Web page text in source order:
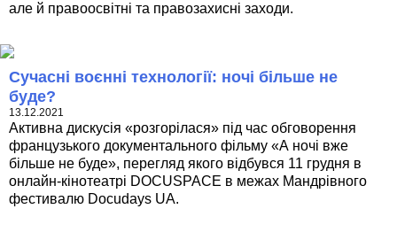
але й правоосвітні та правозахисні заходи.
Сучасні воєнні технології: ночі більше не
буде?
13.12.2021
Активна дискусія «розгорілася» під час обговорення
французького документального фільму «А ночі вже
більше не буде», перегляд якого відбувся 11 грудня в
онлайн-кінотеатрі DOCUSPACE в межах Мандрівного
фестивалю Docudays UA.